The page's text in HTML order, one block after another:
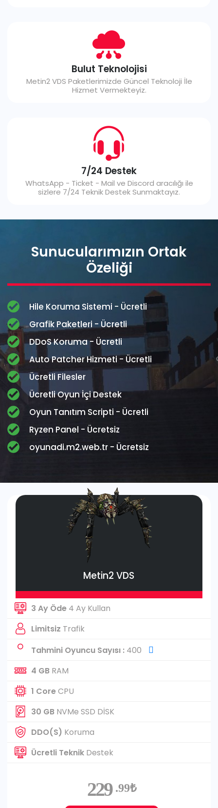
Bulut Teknolojisi
Metin2 VDS Paketlerimizde Güncel Teknoloji İle
Hizmet Vermekteyiz.
7/24 Destek
WhatsApp - Ticket - Mail ve Discord aracılığı ile
sizlere 7/24 Teknik Destek Sunmaktayız.
Sunucularımızın Ortak
Özeliği
Hile Koruma Sistemi - Ücretli
Grafik Paketleri - Ücretli
DDoS Koruma - Ücretli
Auto Patcher Hizmeti - Ücretli
Ücretli Filesler
Ücretli Oyun İçi Destek
Oyun Tanıtım Scripti - Ücretli
Ryzen Panel - Ücretsiz
oyunadi.m2.web.tr - Ücretsiz
Metin2 VDS
3 Ay Öde 4 Ay Kullan
Limitsiz Trafik
Tahmini Oyuncu Sayısı : 400
4 GB RAM
1 CoreCPU
30 GB NVMe SSD DİSK
DDO(S) Koruma
Ücretli Teknik Destek
229 .99₺